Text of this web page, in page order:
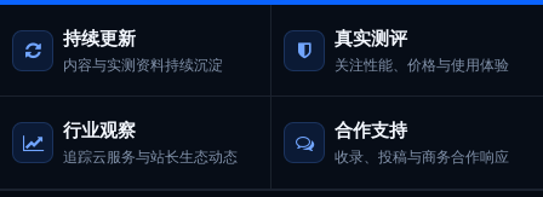
持续更新
内容与实测资料持续沉淀
真实测评
关注性能、价格与使用体验
行业观察
追踪云服务与站长生态动态
合作支持
收录、投稿与商务合作响应